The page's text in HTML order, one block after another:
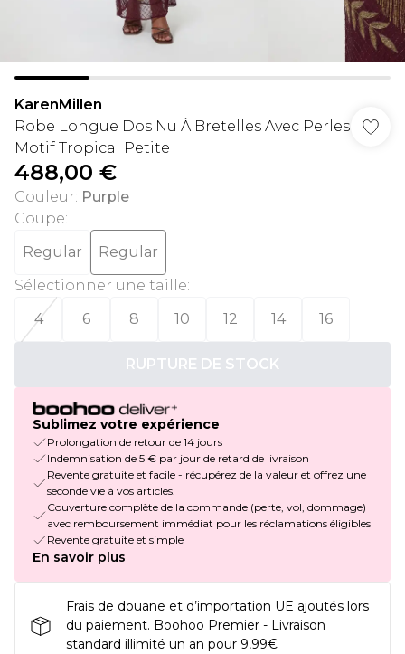
KarenMillen
Robe Longue Dos Nu À Bretelles Avec Perles
Motif Tropical Petite
488,00 €
Couleur: Purple
Coupe:
Regular
Regular
Sélectionner une taille:
4
6 8 10 12 14 16
RUPTURE DE STOCK
Sublimez votre expérience
Prolongation de retour de 14 jours
Indemnisation de 5 € par jour de retard de livraison
Revente gratuite et facile - récupérez de la valeur et offrez une
seconde vie à vos articles.
Couverture complète de la commande (perte, vol, dommage)
avec remboursement immédiat pour les réclamations éligibles
Revente gratuite et simple
En savoir plus
Frais de douane et d’importation UE ajoutés lors
du paiement. Boohoo Premier - Livraison
standard illimité un an pour 9,99€